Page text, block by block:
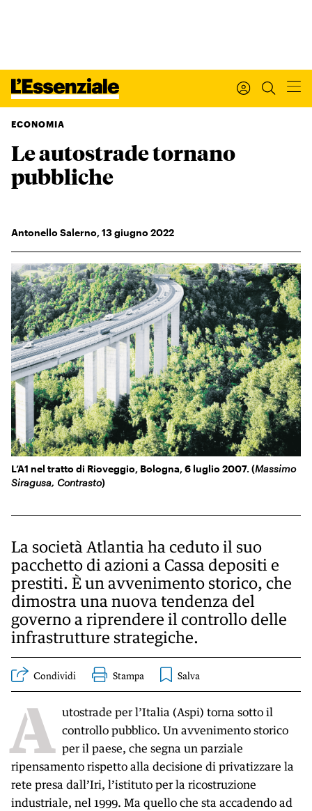
Xxx
Leggi Internazionale
Regala o rinnova
Newsletter
Esci
L’ESSENZIALE
Ultimi articoli
INTERNAZIONALE
IL SETTIMANALE
KIDS
FESTIVAL
L’ESSENZIALE
ECONOMIA
Le autostrade tornano
pubbliche
Antonello Salerno,13giugno 2022
L’A1 nel tratto di Rioveggio, Bologna, 6 luglio 2007. (Massimo
Siragusa, Contrasto)
La società Atlantia ha ceduto il suo
pacchetto di azioni a Cassa depositi e
prestiti. È un avvenimento storico, che
dimostra una nuova tendenza del
governo a riprendere il controllo delle
infrastrutture strategiche.
Condividi Stampa
A utostrade per l’Italia (Aspi) torna sotto il
controllo pubblico. Un avvenimento storico
per il paese, che segna un parziale
ripensamento rispetto alla decisione di privatizzare la
rete presa dall’Iri, l’istituto per la ricostruzione
industriale, nel 1999. Ma quello che sta accadendo ad